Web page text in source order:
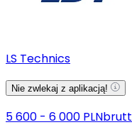
LS Technics
Nie zwlekaj z aplikacją!
5 600 - 6 000 PLN